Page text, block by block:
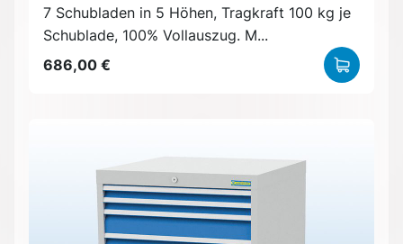
7 Schubladen in 5 Höhen, Tragkraft 100 kg je
Schublade, 100% Vollauszug. M...
686,00 €